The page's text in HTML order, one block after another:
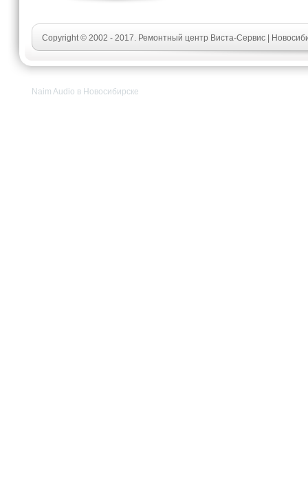
Copyright © 2002 - 2017. Ремонтный центр Виста-Сервис |
Naim Audio в Новосибирске